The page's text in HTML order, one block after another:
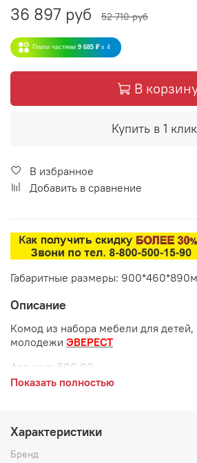
36 897 руб 52 710 руб
Плати частями 9 685 ₽ x 4
В
Купить в 1 клик
В избранное
Добавить в сравнение
Габаритные размеры:
Описание
Комод из набора мебели для детей,
молодежи ЭВЕРЕСТ
Артикул: 500.09
глубина 460 мм
Показать полностью
Характеристики
Бренд